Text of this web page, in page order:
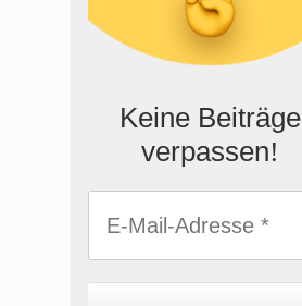
Keine Beiträge
verpassen!